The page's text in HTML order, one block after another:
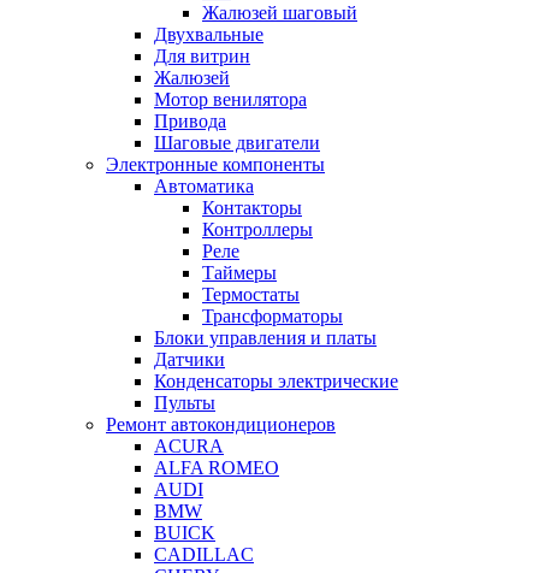
Жалюзей шаговый
Двухвальные
Для витрин
Жалюзей
Мотор венилятора
Привода
Шаговые двигатели
Электронные компоненты
Автоматика
Контакторы
Контроллеры
Реле
Таймеры
Термостаты
Трансформаторы
Блоки управления и платы
Датчики
Конденсаторы электрические
Пульты
Ремонт автокондиционеров
ACURA
ALFA ROMEO
AUDI
BMW
BUICK
CADILLAC